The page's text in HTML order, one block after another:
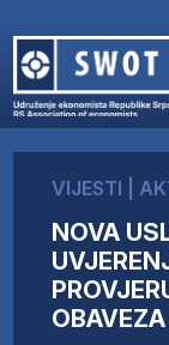
O NAMA
AKTUELNO
ANALIZE
KOMPANIJE
FINANSIJE
VIJESTI
NOVA
OBAVEZA